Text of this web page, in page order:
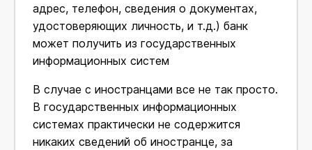
адрес, телефон, сведения о документах,
удостоверяющих личность, и т.д.) банк
может получить из государственных
информационных систем
В случае с иностранцами все не так просто.
В государственных информационных
системах практически не содержится
никаких сведений об иностранце, за